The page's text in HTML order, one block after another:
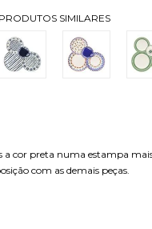
PRODUTOS SIMILARES
cor preta numa estampa
com as demais peças.